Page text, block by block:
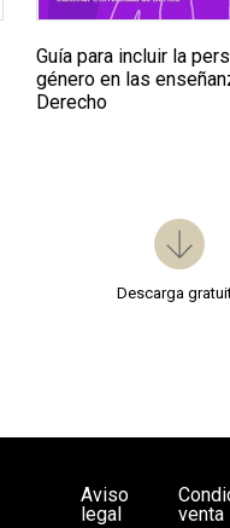
Guía para incluir la
género en las
Derecho
Descarga
Aviso
legal
venta